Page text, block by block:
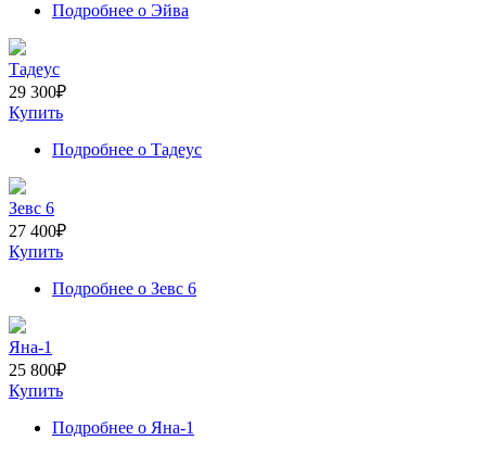
Подробнее о Эйва
Тадеус
29 300₽
Купить
Подробнее о Тадеус
Зевс 6
27 400₽
Купить
Подробнее о Зевс 6
Яна-1
25 800₽
Купить
Подробнее о Яна-1